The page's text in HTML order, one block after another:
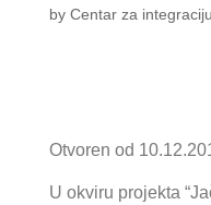
by Centar za
Otvoren od
U okviru projekta